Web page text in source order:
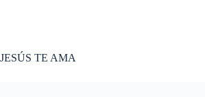
JESÚS TE AMA